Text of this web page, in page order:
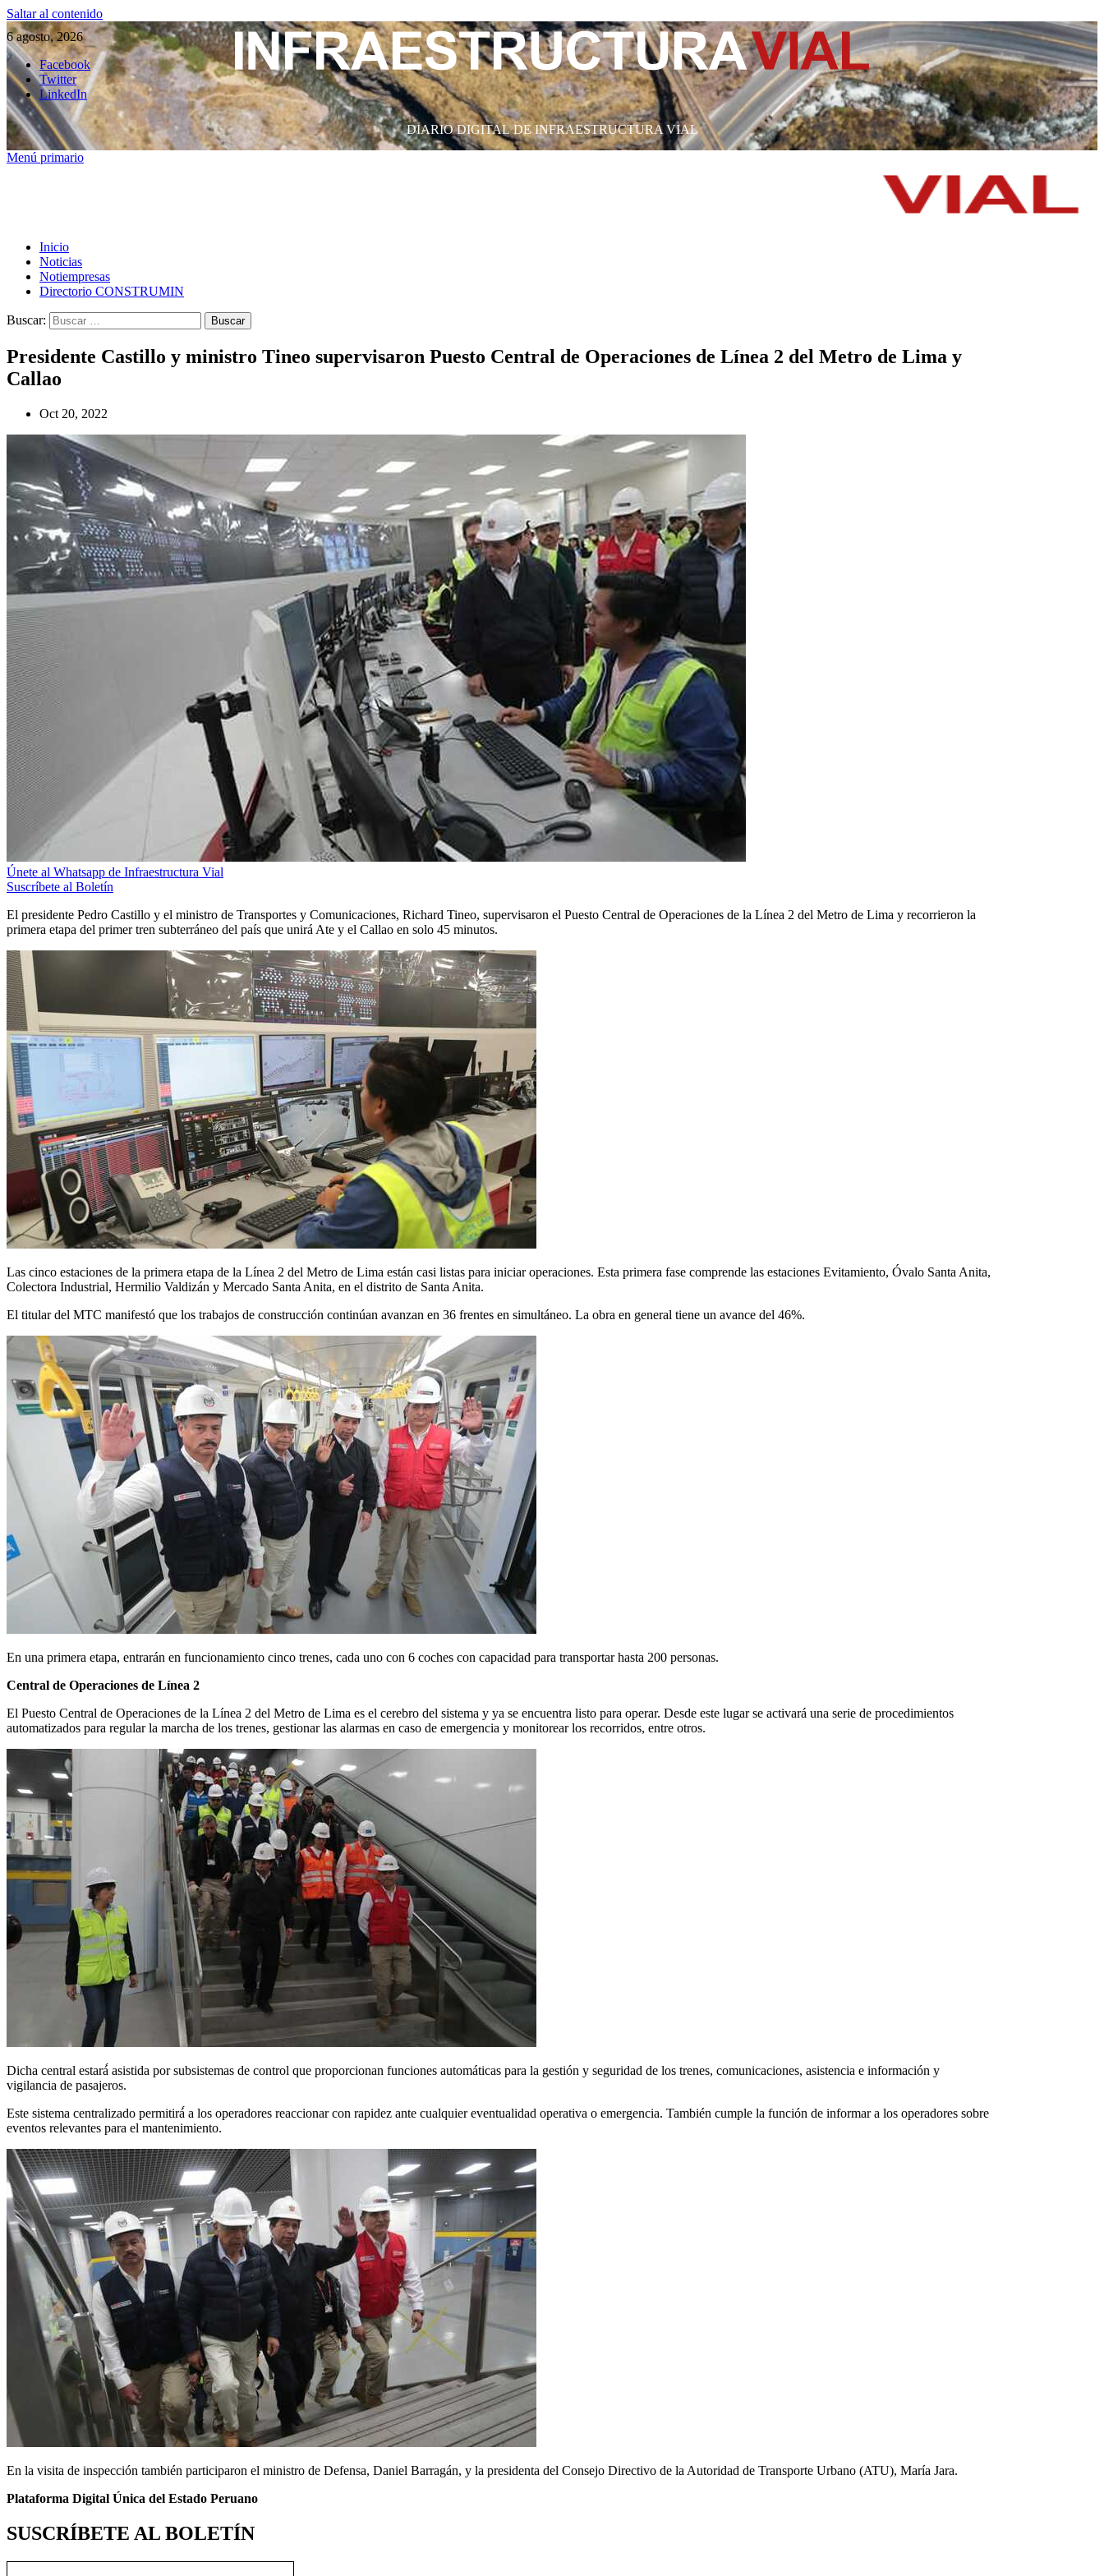
Saltar al contenido
6 agosto, 2026
Facebook
Twitter
LinkedIn
DIARIO DIGITAL DE INFRAESTRUCTURA VIAL
Menú primario
Inicio
Noticias
Notiempresas
Directorio CONSTRUMIN
Buscar:
Presidente Castillo y ministro Tineo supervisaron Puesto Central de Operaciones de Línea 2 del Metro de Lima y
Callao
Oct 20, 2022
Únete al Whatsapp de Infraestructura Vial
Suscríbete al Boletín
El presidente Pedro Castillo y el ministro de Transportes y Comunicaciones, Richard Tineo, supervisaron el Puesto Central de Operaciones de la Línea 2 del Metro de Lima y recorrieron la
primera etapa del primer tren subterráneo del país que unirá Ate y el Callao en solo 45 minutos.
Las cinco estaciones de la primera etapa de la Línea 2 del Metro de Lima están casi listas para iniciar operaciones. Esta primera fase comprende las estaciones Evitamiento, Óvalo Santa Anita,
Colectora Industrial, Hermilio Valdizán y Mercado Santa Anita, en el distrito de Santa Anita.
El titular del MTC manifestó que los trabajos de construcción continúan avanzan en 36 frentes en simultáneo. La obra en general tiene un avance del 46%.
En una primera etapa, entrarán en funcionamiento cinco trenes, cada uno con 6 coches con capacidad para transportar hasta 200 personas.
Central de Operaciones de Línea 2
El Puesto Central de Operaciones de la Línea 2 del Metro de Lima es el cerebro del sistema y ya se encuentra listo para operar. Desde este lugar se activará una serie de procedimientos
automatizados para regular la marcha de los trenes, gestionar las alarmas en caso de emergencia y monitorear los recorridos, entre otros.
Dicha central estará́ asistida por subsistemas de control que proporcionan funciones automáticas para la gestión y seguridad de los trenes, comunicaciones, asistencia e información y
vigilancia de pasajeros.
Este sistema centralizado permitirá́ a los operadores reaccionar con rapidez ante cualquier eventualidad operativa o emergencia. También cumple la función de informar a los operadores sobre
eventos relevantes para el mantenimiento.
En la visita de inspección también participaron el ministro de Defensa, Daniel Barragán, y la presidenta del Consejo Directivo de la Autoridad de Transporte Urbano (ATU), María Jara.
Plataforma Digital Única del Estado Peruano
SUSCRÍBETE AL BOLETÍN